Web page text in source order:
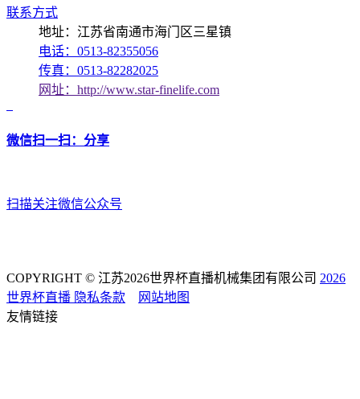
联系方式
地址：江苏省南通市海门区三星镇
电话：0513-82355056
传真：0513-82282025
网址：http://www.star-finelife.com
微信扫一扫：分享
扫描关注微信公众号
COPYRIGHT © 江苏2026世界杯直播机械集团有限公司 2026
世界杯直播 隐私条款
网站地图
友情链接